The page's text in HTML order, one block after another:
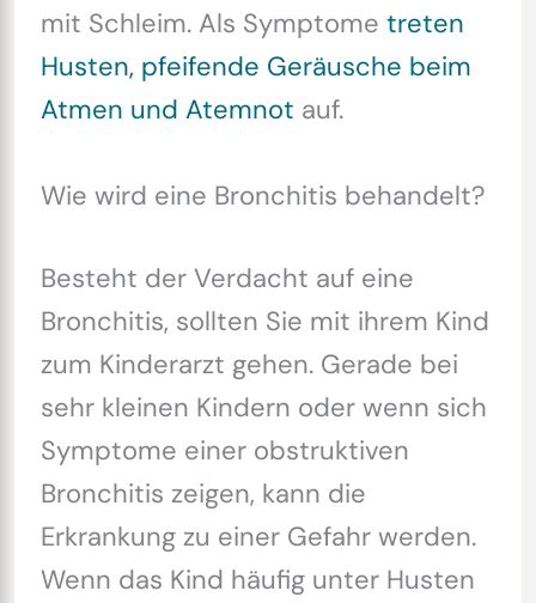
mit Schleim. Als Symptome treten
Husten, pfeifende Geräusche beim
Atmen und Atemnot auf.
Wie wird eine Bronchitis behandelt?
Besteht der Verdacht auf eine
Bronchitis, sollten Sie mit ihrem Kind
zum Kinderarzt gehen. Gerade bei
sehr kleinen Kindern oder wenn sich
Symptome einer obstruktiven
Bronchitis zeigen, kann die
Erkrankung zu einer Gefahr werden.
Wenn das Kind häufig unter Husten